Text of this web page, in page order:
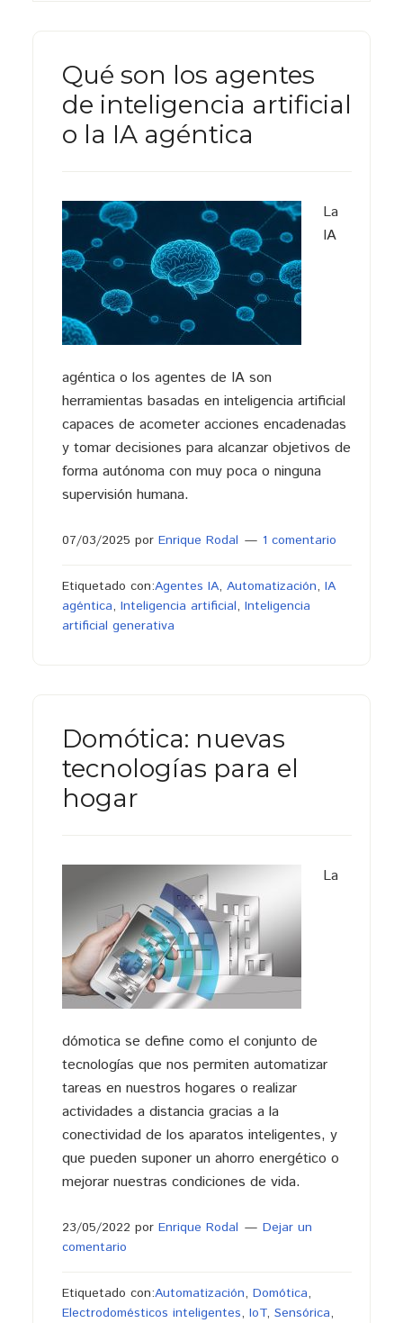
Qué son los agentes
de inteligencia artificial
o la IA agéntica
La
IA
agéntica o los agentes de IA son
herramientas basadas en inteligencia artificial
capaces de acometer acciones encadenadas
y tomar decisiones para alcanzar objetivos de
forma autónoma con muy poca o ninguna
supervisión humana.
07/03/2025 por Enrique Rodal 1 comentario
Etiquetado con:Agentes IA, Automatización, IA
agéntica, Inteligencia artificial, Inteligencia
artificial generativa
Domótica: nuevas
tecnologías para el
hogar
La
dómotica se define como el conjunto de
tecnologías que nos permiten automatizar
tareas en nuestros hogares o realizar
actividades a distancia gracias a la
conectividad de los aparatos inteligentes, y
que pueden suponer un ahorro energético o
mejorar nuestras condiciones de vida.
23/05/2022 por Enrique Rodal
Dejar un
comentario
Etiquetado con:Automatización, Domótica,
Electrodomésticos inteligentes, IoT, Sensórica,